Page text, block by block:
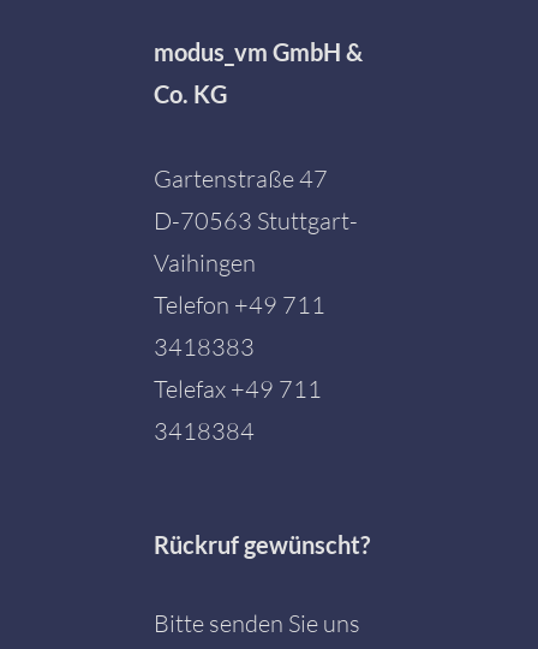
modus_vm GmbH &
Co. KG
Gartenstraße 47
D-70563 Stuttgart-
Vaihingen
Telefon +49 711
3418383
Telefax +49 711
3418384
Rückruf gewünscht?
Bitte senden Sie uns